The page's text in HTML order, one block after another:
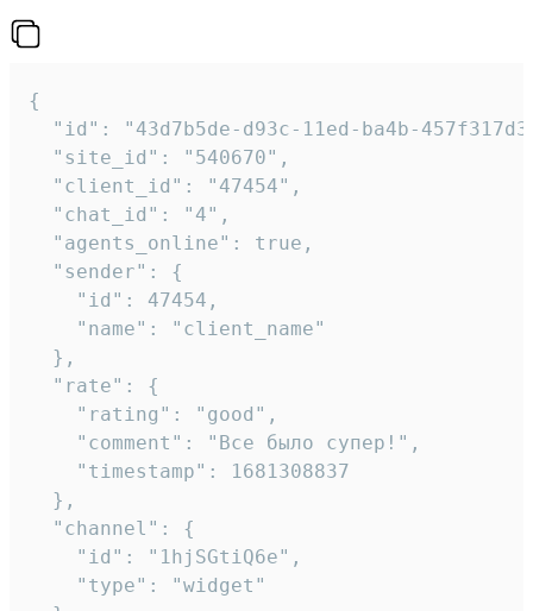
{
"id": "43d7b5de-d93c-11ed-ba4b-
  "site_id": "540670",
  "client_id": "47454",
  "chat_id": "4",
  "agents_online": true,
  "sender": {
    "id": 47454,
    "name": "client_name"
  },
  "rate": {
    "rating": "good",
    "comment": "Все было супер!",
    "timestamp": 1681308837
  },
  "channel": {
    "id": "1hjSGtiQ6e",
    "type": "widget"